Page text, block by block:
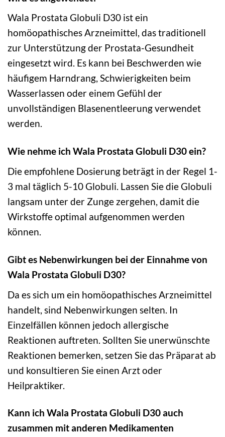
Wala Prostata Globuli D30 ist ein
homöopathisches Arzneimittel, das traditionell
zur Unterstützung der Prostata-Gesundheit
eingesetzt wird. Es kann bei Beschwerden wie
häufigem Harndrang, Schwierigkeiten beim
Wasserlassen oder einem Gefühl der
unvollständigen Blasenentleerung verwendet
werden.
Wie nehme ich Wala Prostata Globuli D30 ein?
Die empfohlene Dosierung beträgt in der Regel 1-
3 mal täglich 5-10 Globuli. Lassen Sie die Globuli
langsam unter der Zunge zergehen, damit die
Wirkstoffe optimal aufgenommen werden
können.
Gibt es Nebenwirkungen bei der Einnahme von
Wala Prostata Globuli D30?
Da es sich um ein homöopathisches Arzneimittel
handelt, sind Nebenwirkungen selten. In
Einzelfällen können jedoch allergische
Reaktionen auftreten. Sollten Sie unerwünschte
Reaktionen bemerken, setzen Sie das Präparat ab
und konsultieren Sie einen Arzt oder
Heilpraktiker.
Kann ich Wala Prostata Globuli D30 auch
zusammen mit anderen Medikamenten